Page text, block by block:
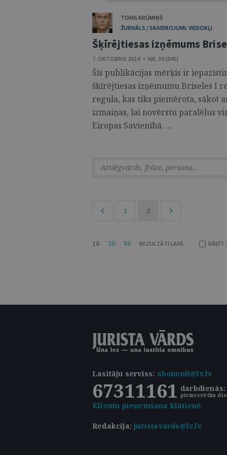
TOMS KRŪMIŅŠ
ŽURNĀLS / SKAIDROJUMI. VIEDOKĻI
Šķīrējtiesas izņēmums
7. OKTOBRIS 2014 • NR. 39 (841)
Šīs publikācijas mērķis ir
šķīrējtiesas izņēmumu Briseles I
regula, kas tiks piemērota, sākot
izmaiņas, lai novērstu paralēlus
Eiropas Savienībā. ...
1 2
10 20 50 REZULTĀTI LAPĀ RĀDĪT
Lasītāju serviss: abonenti@lv.lv
67311161 darbdienās:
pirmssvētku
Klientu pieņemšana klātienē
Redakcija:juristavards@lv.lv